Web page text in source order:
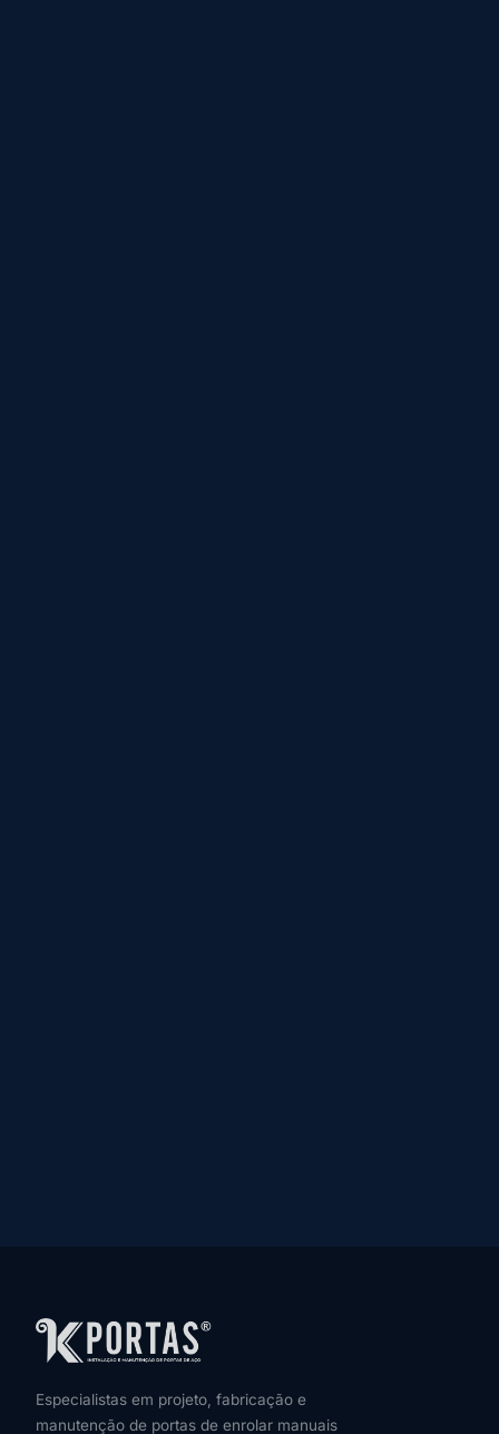
Especialistas em projeto, fabricação e
manutenção de portas de enrolar manuais